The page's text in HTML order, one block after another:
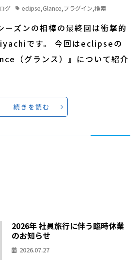
グ eclipse,Glance,プラグイン,検索
ーズンの相棒の最終回は衝撃的
です。 今回はeclipseの
（グランス）』について紹介
続きを読む
2026年 社員旅行に伴う臨時休業
のお知らせ
2026.07.27